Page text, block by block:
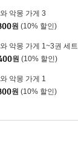
악몽 가게 3
원 (10% 할인)
악몽 가게 1~3권 세트
원 (10% 할인)
악몽 가게 1
원 (10% 할인)